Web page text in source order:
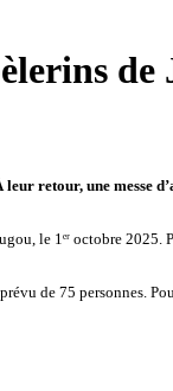
de
retour, une messe
le 1ᵉʳ octobre 2025.
de 75 personnes.